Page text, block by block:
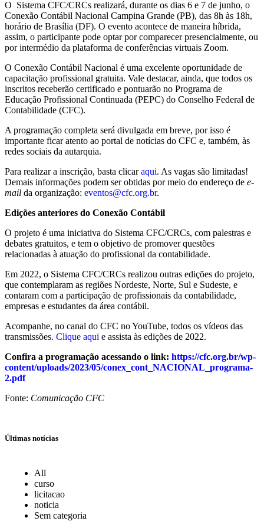
O Sistema CFC/CRCs realizará, durante os dias 6 e 7 de junho, o
Conexão Contábil Nacional Campina Grande (PB), das 8h às 18h,
horário de Brasília (DF). O evento acontece de maneira híbrida,
assim, o participante pode optar por comparecer presencialmente, ou
por intermédio da plataforma de conferências virtuais Zoom.
O Conexão Contábil Nacional é uma excelente oportunidade de
capacitação profissional gratuita. Vale destacar, ainda, que todos os
inscritos receberão certificado e pontuarão no Programa de
Educação Profissional Continuada (PEPC) do Conselho Federal de
Contabilidade (CFC).
A programação completa será divulgada em breve, por isso é
importante ficar atento ao portal de notícias do CFC e, também, às
redes sociais da autarquia.
Para realizar a inscrição, basta clicaraqui. As vagas são limitadas!
Demais informações podem ser obtidas por meio do endereço de e-
mail da organização: eventos@cfc.org.br.
Edições anteriores do Conexão Contábil
O projeto é uma iniciativa do Sistema CFC/CRCs, com palestras e
debates gratuitos, e tem o objetivo de promover questões
relacionadas à atuação do profissional da contabilidade.
Em 2022, o Sistema CFC/CRCs realizou outras edições do projeto,
que contemplaram as regiões Nordeste, Norte, Sul e Sudeste, e
contaram com a participação de profissionais da contabilidade,
empresas e estudantes da área contábil.
Acompanhe, no canal do CFC no YouTube, todos os vídeos das
transmissões. Clique aqui e assista às edições de 2022.
Confira a programação acessando o link: https://cfc.org.br/wp-
content/uploads/2023/05/conex_cont_NACIONAL_programa-
2.pdf
Fonte: Comunicação CFC
Últimas notícias
All
curso
licitacao
noticia
Sem categoria